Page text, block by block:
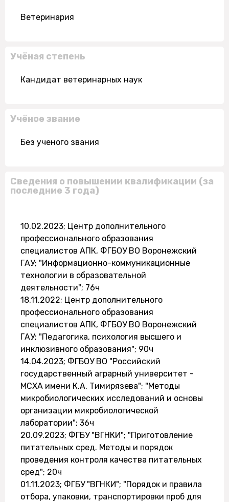
Ветеринария
Учёная степень
Кандидат ветеринарных наук
Учёное звание
Без ученого звания
Сведения о повышении квалификации (за
последние 3 года)
10.02.2023; Центр дополнительного
профессионального образования
специалистов АПК, ФГБОУ ВО Воронежский
ГАУ; "Информационно-коммуникационные
технологии в образовательной
деятельности"; 76ч
18.11.2022; Центр дополнительного
профессионального образования
специалистов АПК, ФГБОУ ВО Воронежский
ГАУ; "Педагогика, психология высшего и
инклюзивного образования"; 90ч
14.04.2023; ФГБОУ ВО "Российский
государственный аграрный университет -
МСХА имени К.А. Тимирязева"; "Методы
микробиологических исследований и основы
организации микробиологической
лаборатории"; 36ч
20.09.2023; ФГБУ "ВГНКИ"; "Приготовление
питательных сред. Методы и порядок
проведения контроля качества питательных
сред"; 20ч
01.11.2023; ФГБУ "ВГНКИ"; "Порядок и правила
отбора, упаковки, транспортировки проб для